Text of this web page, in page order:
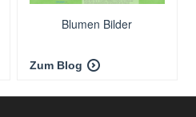
Blumen Bilder
Zum Blog